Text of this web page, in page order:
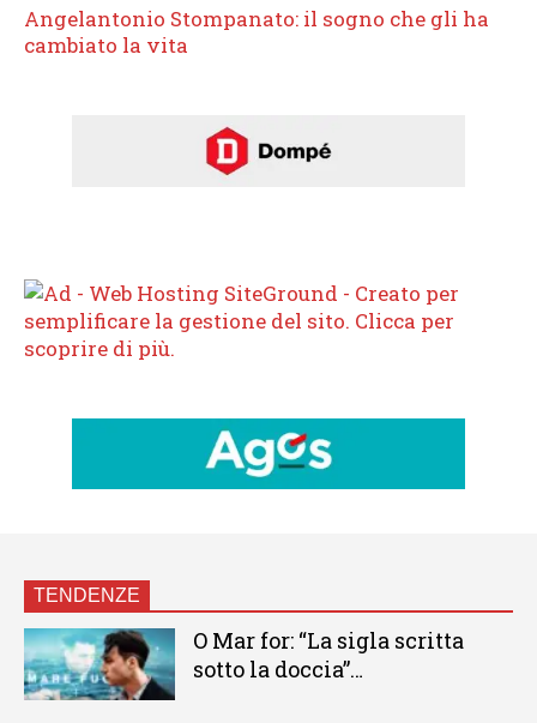
Angelantonio Stompanato: il sogno che gli ha
cambiato la vita
TENDENZE
O Mar for: “La sigla scritta
sotto la doccia”…